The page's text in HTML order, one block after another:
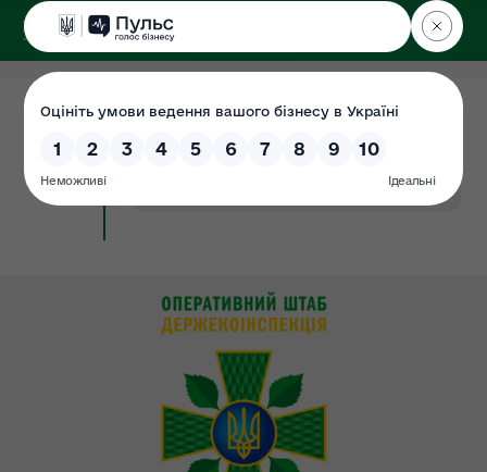
ДЕРЖЕКОІНСПЕКЦІЯ
Поліського округу
25.03.2025
Документ
(Протокол №21)